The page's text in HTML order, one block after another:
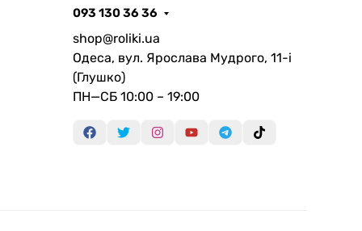
093 130 36 36
shop@roliki.ua
Одеса, вул. Ярослава Мудрого, 11-i
(Глушко)
ПН—СБ 10:00 – 19:00